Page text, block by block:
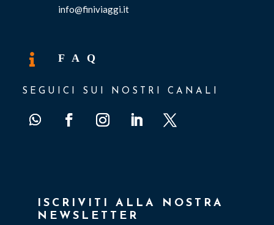
info@finiviaggi.it
 F A Q
SEGUICI SUI NOSTRI CANALI
ISCRIVITI ALLA NOSTRA
NEWSLETTER